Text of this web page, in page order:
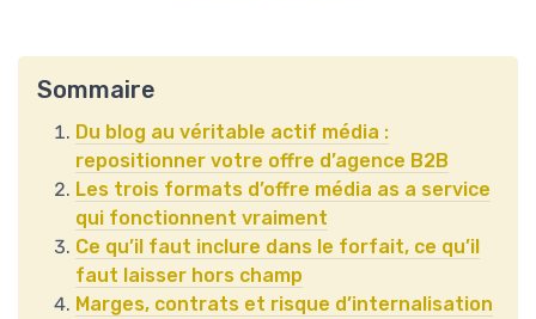
Sommaire
Du blog au véritable actif média :
repositionner votre offre d’agence B2B
Les trois formats d’offre média as a service
qui fonctionnent vraiment
Ce qu’il faut inclure dans le forfait, ce qu’il
faut laisser hors champ
Marges, contrats et risque d’internalisation